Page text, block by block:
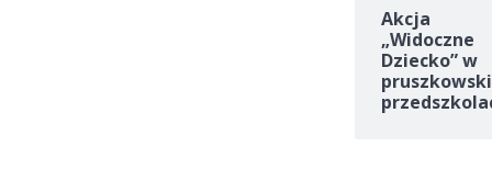
Akcja
„Widoczne
Dziecko” w